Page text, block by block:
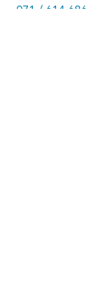
071 / 614 686